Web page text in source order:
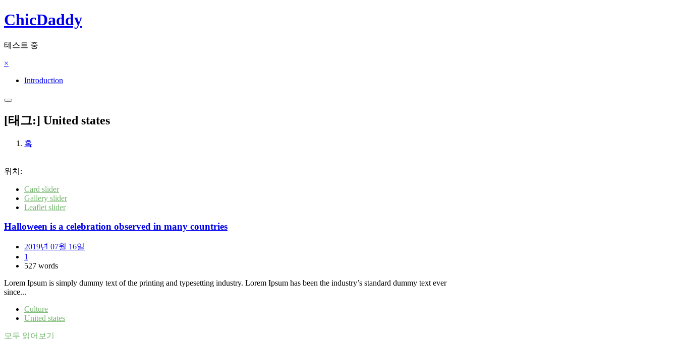
콘
텐
로
너
ChicDaddy
테스트 중
×
Introduction
[태그:] United states
홈
위치:
Card slider
Gallery slider
Leaflet slider
Halloween is a celebration observed in many countries
2019년 07월 16일
1
527 words
Lorem Ipsum is simply dummy text of the printing and typesetting industry. Lorem Ipsum has been the industry’s standard dummy text ever
since...
Culture
United states
모두 읽어보기